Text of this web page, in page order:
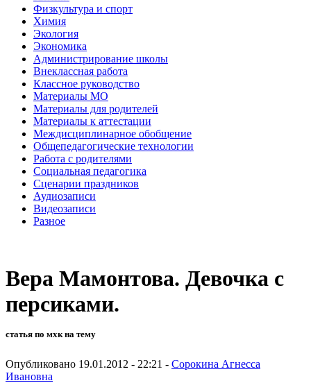
Физкультура и спорт
Химия
Экология
Экономика
Администрирование школы
Внеклассная работа
Классное руководство
Материалы МО
Материалы для родителей
Материалы к аттестации
Междисциплинарное обобщение
Общепедагогические технологии
Работа с родителями
Социальная педагогика
Сценарии праздников
Аудиозаписи
Видеозаписи
Разное
Вера Мамонтова. Девочка с
персиками.
статья по мхк на тему
Опубликовано 19.01.2012 - 22:21 - Сорокина Агнесса
Ивановна